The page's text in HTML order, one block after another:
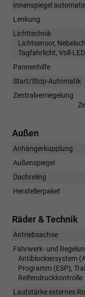
Innenspiegel
Lenkung
Lichttechnik
Lichtsensor,
Tagfahrlicht, Voll-
Pannenhilfe
Start/Stop-Automatik
Zentralverriegelung
Außen
Anhängerkupplung
Außenspiegel
Dachreling
Herstellerpaket
Räder & Technik
Antriebsachse
Fahrwerk- und
Antiblockiersystem
Programm (ESP),
Reifendruckkontrolle
Lautstärke externes